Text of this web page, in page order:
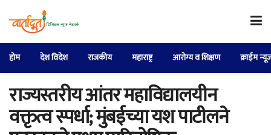
होम देश विदेश राजकीय महाराष्ट्र आरोग्य व शिक्षण क्राईम
राज्यस्तरीय आंतर महाविद्यालयीन
वक्तृत्व स्पर्धा; मुंबईच्या यश पाटीलने